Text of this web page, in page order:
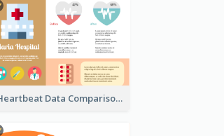
Heartbeat Data Comparison